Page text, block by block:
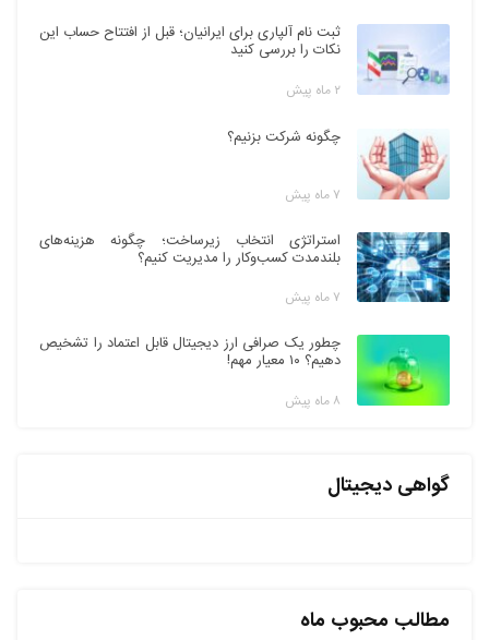
ثبت نام آلپاری برای ایرانیان؛ قبل از افتتاح حساب این
نکات را بررسی کنید
۲ ماه پیش
چگونه شرکت بزنیم؟
۷ ماه پیش
استراتژی انتخاب زیرساخت؛ چگونه هزینه‌های
بلندمدت کسب‌وکار را مدیریت کنیم؟
۷ ماه پیش
چطور یک صرافی ارز دیجیتال قابل اعتماد را تشخیص
دهیم؟ ۱۰ معیار مهم!
۸ ماه پیش
گواهی دیجیتال
مطالب محبوب ماه